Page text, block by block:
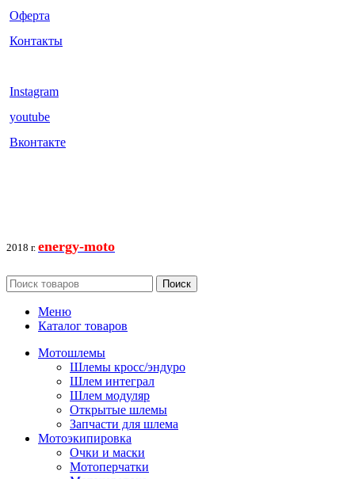
Оферта
Контакты
Instagram
youtube
Вконтакте
2018 г. energy-moto
Поиск
Меню
Каталог товаров
Мотошлемы
Шлемы кросс/эндуро
Шлем интеграл
Шлем модуляр
Открытые шлемы
Запчасти для шлема
Мотоэкипировка
Очки и маски
Мотоперчатки